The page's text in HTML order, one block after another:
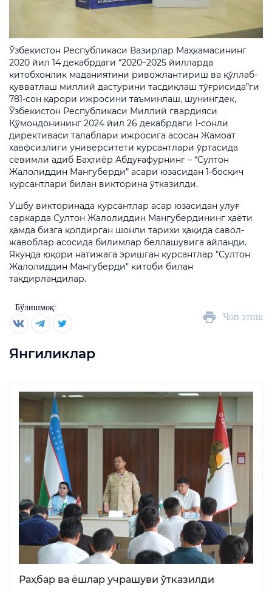
Ўзбекистон Республикаси Вазирлар Маҳкамасининг
2020 йил 14 декабрдаги “2020–2025 йилларда
китобхонлик маданиятини ривожлантириш ва қўллаб-
қувватлаш миллий дастурини тасдиқлаш тўғрисида”ги
781-сон қарори ижросини таъминлаш, шунингдек,
Ўзбекистон Республикаси Миллий гвардияси
Қўмондонининг 2024 йил 26 декабрдаги 1-сонли
директиваси талаблари ижросига асосан Жамоат
хавфсизлиги университети курсантлари ўртасида
севимли адиб Баҳтиёр Абдуғафурнинг – “Султон
Жалолиддин Мангуберди” асари юзасидан 1-босқич
курсантлари билан викторина ўтказилди.
Ушбу викторинада курсантлар асар юзасидан улуғ
саркарда Султон Жалолиддин Мангубердининг ҳаёти
ҳамда бизга қолдирган шонли тарихи ҳақида савол-
жавоблар асосида билимлар беллашувига айланди.
Якунда юқори натижага эришган курсантлар "Султон
Жалолиддин Мангуберди" китоби билан
тақдирландилар.
Бўлишмоқ:
Чоп этиш
Янгиликлар
Раҳбар ва ёшлар учрашуви ўтказилди